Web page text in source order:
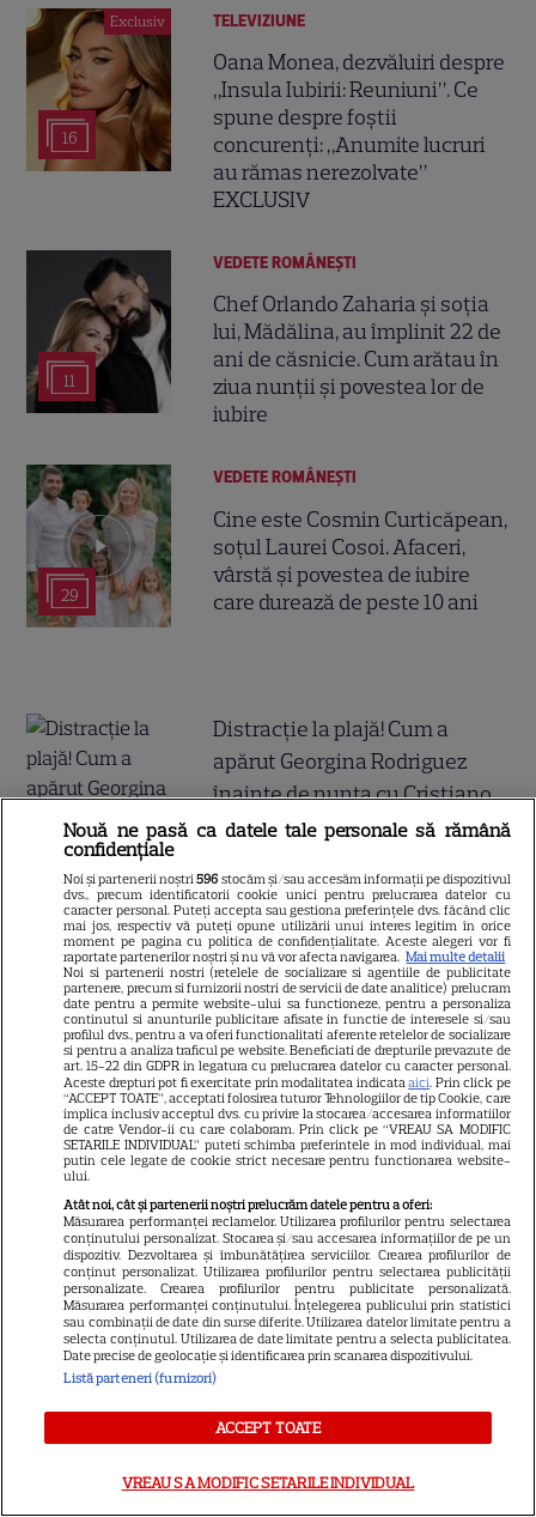
Exclusiv
16
TELEVIZIUNE
Oana Monea, dezvăluiri despre
„Insula Iubirii: Reuniuni”. Ce
spune despre foștii
concurenți: „Anumite lucruri
au rămas nerezolvate”
EXCLUSIV
11
VEDETE ROMÂNEŞTI
Chef Orlando Zaharia și soția
lui, Mădălina, au împlinit 22 de
ani de căsnicie. Cum arătau în
ziua nunții și povestea lor de
iubire
29
VEDETE ROMÂNEŞTI
Cine este Cosmin Curticăpean,
soțul Laurei Cosoi. Afaceri,
vârstă și povestea de iubire
care durează de peste 10 ani
Distracție la plajă! Cum a
apărut Georgina Rodriguez
înainte de nunta cu Cristiano
Ronaldo
Așteptarea a luat sfârșit: astăzi
s-a jucat primul meci în Sala
Polivalentă din Tulcea! Imagini
spectaculoase
Alexandru Ciucu, fostul soț al
Alinei Sorescu, nu a fost lăsat
să intre la Nibiru. „Am aflat cu
tristețe”, a povestit el. De ce a
fost întors din drum designerul
Breaking tragic în România:
microbuzul în care se afla
Nouă ne pasă ca datele tale personale să rămână
confidențiale
Noi și partenerii noștri596 stocăm și/sau accesăm informații pe dispozitivul
dvs., precum identificatorii cookie unici pentru prelucrarea datelor cu
caracter personal. Puteți accepta sau gestiona preferințele dvs. făcând clic
mai jos, respectiv vă puteți opune utilizării unui interes legitim în orice
moment pe pagina cu politica de confidențialitate. Aceste alegeri vor fi
raportate partenerilor noștri și nu vă vor afecta navigarea. Mai multe detalii
Noi si partenerii nostri (retelele de socializare si agentiile de publicitate
partenere, precum si furnizorii nostri de servicii de date analitice) prelucram
date pentru a permite website-ului sa functioneze, pentru a personaliza
continutul si anunturile publicitare afisate in functie de interesele si/sau
profilul dvs., pentru a va oferi functionalitati aferente retelelor de socializare
si pentru a analiza traficul pe website. Beneficiati de drepturile prevazute de
art. 15-22 din GDPR in legatura cu prelucrarea datelor cu caracter personal.
Aceste drepturi pot fi exercitate prin modalitatea indicataaici. Prin click pe
“ACCEPT TOATE”, acceptati folosirea tuturor Tehnologiilor de tip Cookie, care
implica inclusiv acceptul dvs. cu privire la stocarea/accesarea informatiilor
de catre Vendor-ii cu care colaboram. Prin click pe “VREAU SA MODIFIC
SETARILE INDIVIDUAL” puteti schimba preferintele in mod individual, mai
putin cele legate de cookie strict necesare pentru functionarea website-
ului.
Atât noi, cât și partenerii noștri prelucrăm datele pentru a oferi:
Măsurarea performanței reclamelor. Utilizarea profilurilor pentru selectarea
conținutului personalizat. Stocarea și/sau accesarea informațiilor de pe un
dispozitiv. Dezvoltarea și îmbunătățirea serviciilor. Crearea profilurilor de
conținut personalizat. Utilizarea profilurilor pentru selectarea publicității
personalizate. Crearea profilurilor pentru publicitate personalizată.
Măsurarea performanței conținutului. Înțelegerea publicului prin statistici
sau combinații de date din surse diferite. Utilizarea datelor limitate pentru a
selecta conținutul. Utilizarea de date limitate pentru a selecta publicitatea.
Date precise de geolocație și identificarea prin scanarea dispozitivului.
Listă parteneri (furnizori)
ACCEPT TOATE
VREAU SA MODIFIC SETARILE INDIVIDUAL